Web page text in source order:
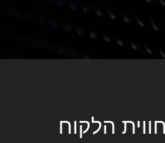
הלקוח